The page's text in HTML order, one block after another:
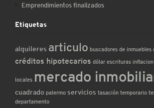
Emprendimientos finalizados
Etiquetas
alquileres articulo buscadores de inmuebles
créditos hipotecarios dólar escrituras inflacion
locales mercado
cuadrado palermo servicios tasación temporario
departamento